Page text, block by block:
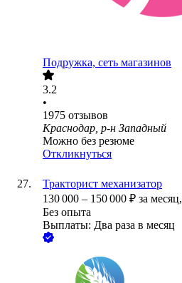
Подружка, сеть магазинов
3.2
•
1975 отзывов
Краснодар, р-н Западный
Можно без резюме
Откликнуться
Тракторист механизатор
130 000 – 150 000 ₽ за месяц,
Без опыта
Выплаты: Два раза в месяц